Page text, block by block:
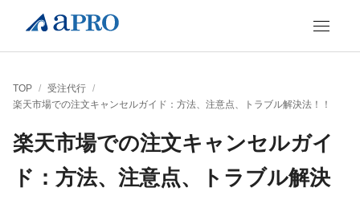
TOP / 受注代行 /
楽天市場での注文キャンセルガイド：方法、注意点、トラブル解決法！！
楽天市場での注文キャンセルガイ
ド：方法、注意点、トラブル解決